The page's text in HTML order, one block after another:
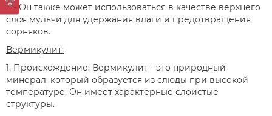
- Он также может использоваться в качестве верхнего
слоя мульчи для удержания влаги и предотвращения
сорняков.
Вермикулит:
1. Происхождение: Вермикулит - это природный
минерал, который образуется из слюды при высокой
температуре. Он имеет характерные слоистые
структуры.